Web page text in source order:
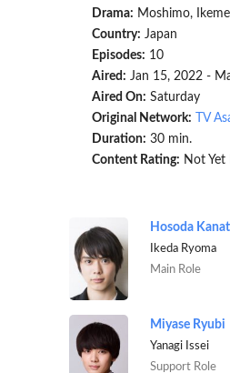
Drama: Moshimo,
Country: Japan
Episodes: 10
Aired: Jan 15, 2022 -
Aired On: Saturday
Original Network:
TV
Duration: 30 min.
Content Rating: Not Yet
Hosoda
Ikeda Ryoma
Main Role
Miyase Ryubi
Yanagi Issei
Support Role